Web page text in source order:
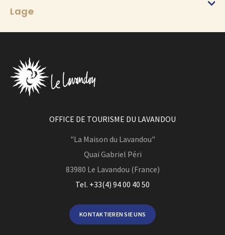
Lage
OFFICE DE TOURISME DU LAVANDOU
"La Maison du Lavandou"
Quai Gabriel Péri
83980 Le Lavandou (France)
Tel. +33(4) 94 00 40 50
KONTAKTIEREN SIE UNS